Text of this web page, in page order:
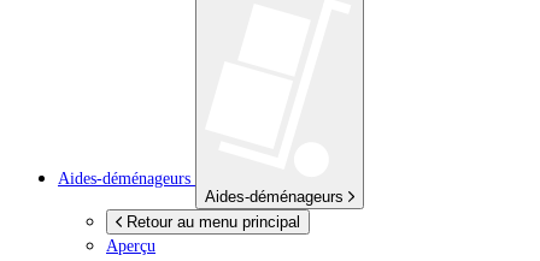
Aides-déménageurs
Aides-déménageurs
Retour au menu principal
Aperçu